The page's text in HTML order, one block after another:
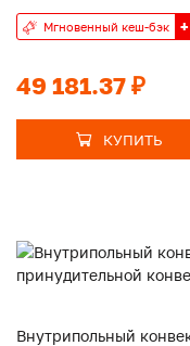
49 181.37 ₽
Мгновенный кеш-бэк
КУПИТЬ
Внутрипольный